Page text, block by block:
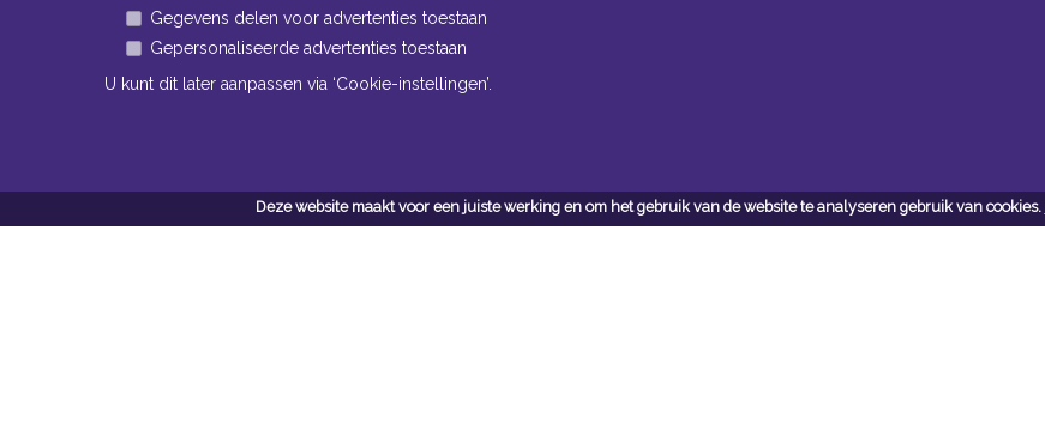
Deze website maakt voor een juiste werking en om het gebruik van de website te analyseren gebruik van cookies.
Gegevens delen voor advertenties toestaan
Gepersonaliseerde advertenties toestaan
U kunt dit later aanpassen via ‘Cookie-instellingen’.